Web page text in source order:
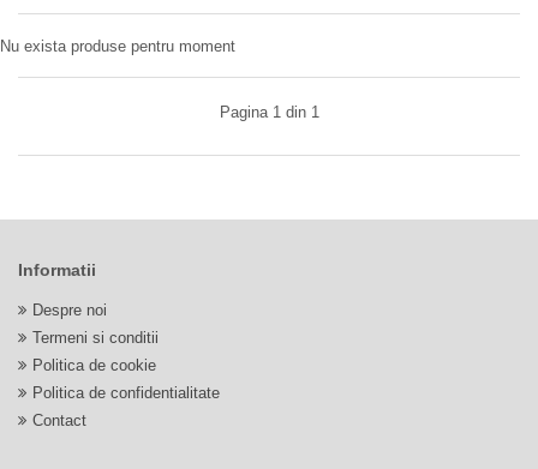
Nu exista produse pentru moment
Pagina 1 din 1
Informatii
Despre noi
Termeni si conditii
Politica de cookie
Politica de confidentialitate
Contact